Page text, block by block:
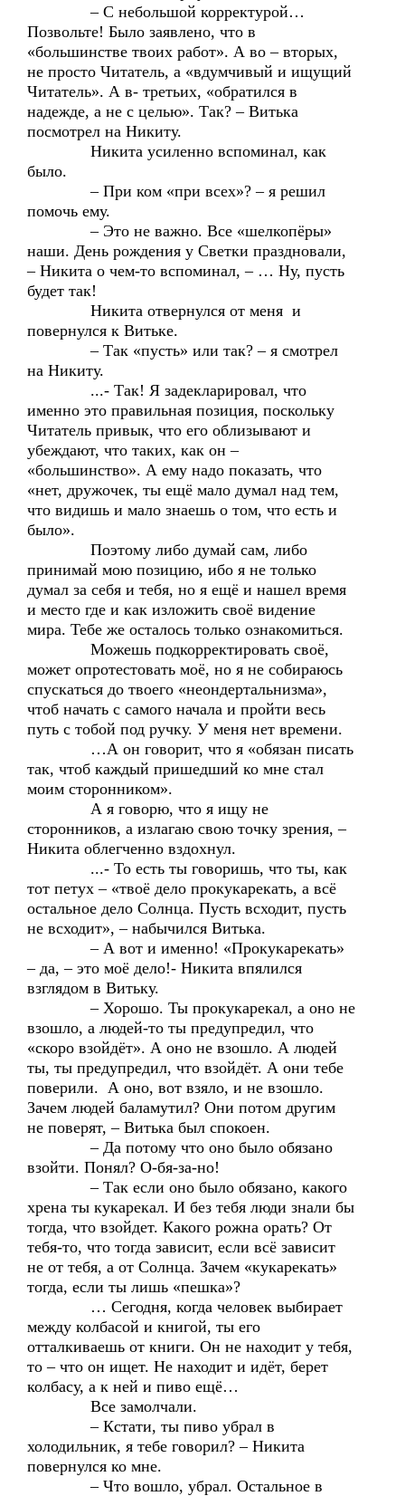
– С небольшой корректурой…
Позвольте! Было заявлено, что в
«большинстве твоих работ». А во – вторых,
не просто Читатель, а «вдумчивый и ищущий
Читатель». А в- третьих, «обратился в
надежде, а не с целью». Так? – Витька
посмотрел на Никиту.
Никита усиленно вспоминал, как
было.
– При ком «при всех»? – я решил
помочь ему.
– Это не важно. Все «шелкопёры»
наши. День рождения у Светки праздновали,
– Никита о чем-то вспоминал, – … Ну, пусть
будет так!
Никита отвернулся от меня и
повернулся к Витьке.
– Так «пусть» или так? – я смотрел
на Никиту.
...- Так! Я задекларировал, что
именно это правильная позиция, поскольку
Читатель привык, что его облизывают и
убеждают, что таких, как он –
«большинство». А ему надо показать, что
«нет, дружочек, ты ещё мало думал над тем,
что видишь и мало знаешь о том, что есть и
было».
Поэтому либо думай сам, либо
принимай мою позицию, ибо я не только
думал за себя и тебя, но я ещё и нашел время
и место где и как изложить своё видение
мира. Тебе же осталось только ознакомиться.
Можешь подкорректировать своё,
может опротестовать моё, но я не собираюсь
спускаться до твоего «неондертальнизма»,
чтоб начать с самого начала и пройти весь
путь с тобой под ручку. У меня нет времени.
…А он говорит, что я «обязан писать
так, чтоб каждый пришедший ко мне стал
моим сторонником».
А я говорю, что я ищу не
сторонников, а излагаю свою точку зрения, –
Никита облегченно вздохнул.
...- То есть ты говоришь, что ты, как
тот петух – «твоё дело прокукарекать, а всё
остальное дело Солнца. Пусть всходит, пусть
не всходит», – набычился Витька.
– А вот и именно! «Прокукарекать»
– да, – это моё дело!- Никита впялился
взглядом в Витьку.
– Хорошо. Ты прокукарекал, а оно не
взошло, а людей-то ты предупредил, что
«скоро взойдёт». А оно не взошло. А людей
ты, ты предупредил, что взойдёт. А они тебе
поверили. А оно, вот взяло, и не взошло.
Зачем людей баламутил? Они потом другим
не поверят, – Витька был спокоен.
– Да потому что оно было обязано
взойти. Понял? О-бя-за-но!
– Так если оно было обязано, какого
хрена ты кукарекал. И без тебя люди знали бы
тогда, что взойдет. Какого рожна орать? От
тебя-то, что тогда зависит, если всё зависит
не от тебя, а от Солнца. Зачем «кукарекать»
тогда, если ты лишь «пешка»?
… Сегодня, когда человек выбирает
между колбасой и книгой, ты его
отталкиваешь от книги. Он не находит у тебя,
то – что он ищет. Не находит и идёт, берет
колбасу, а к ней и пиво ещё…
Все замолчали.
– Кстати, ты пиво убрал в
холодильник, я тебе говорил? – Никита
повернулся ко мне.
– Что вошло, убрал. Остальное в